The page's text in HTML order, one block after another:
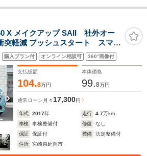
X メイクアップ SAII 社外オー
突軽減 プッシュスタート スマー
トップ AM FM CD AUX
購入プラン付 オンライン相談可 360°画像付
支払総額
104.8万円
本体価格
99.8万円
通常ローン 月々17,300円
年式 2017年 走行 4.7万km
車検
車検整備付 修復
なし
保証
保証付 整備
法定整備付
住所
宮崎県延岡市